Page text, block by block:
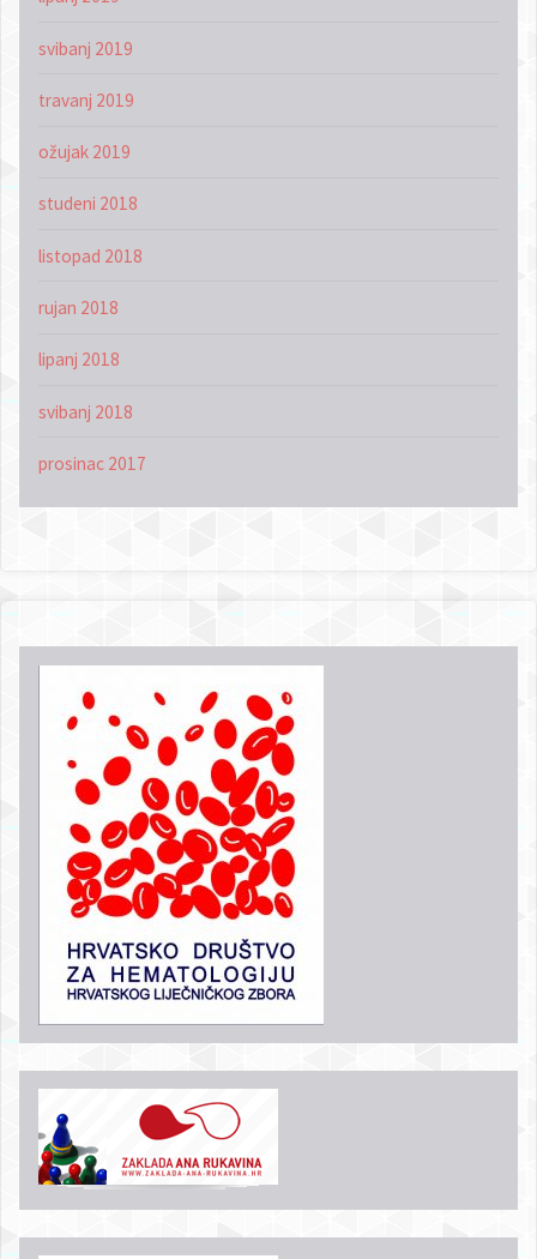
svibanj 2019
travanj 2019
ožujak 2019
studeni 2018
listopad 2018
rujan 2018
lipanj 2018
svibanj 2018
prosinac 2017